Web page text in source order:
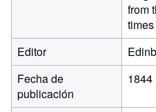
from
Editor
Fecha de
publicación
1844